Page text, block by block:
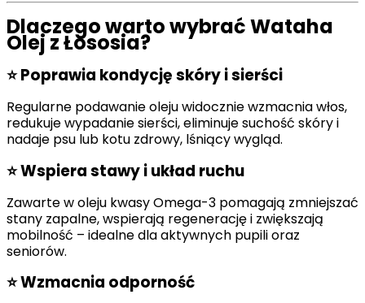
Dlaczego warto wybrać Wataha
Olej z Łososia?
⭐Poprawia kondycję skóry i sierści
Regularne podawanie oleju widocznie wzmacnia włos,
redukuje wypadanie sierści, eliminuje suchość skóry i
nadaje psu lub kotu zdrowy, lśniący wygląd.
⭐Wspiera stawy i układ ruchu
Zawarte w oleju kwasy Omega-3 pomagają zmniejszać
stany zapalne, wspierają regenerację i zwiększają
mobilność – idealne dla aktywnych pupili oraz
seniorów.
⭐Wzmacnia odporność